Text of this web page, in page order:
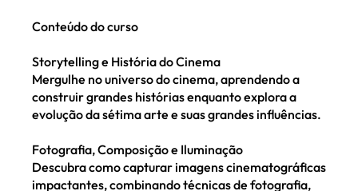
Conteúdo do curso
Storytelling e História do Cinema
Mergulhe no universo do cinema, aprendendo a
construir grandes histórias enquanto explora a
evolução da sétima arte e suas grandes influências.
Fotografia, Composição e Iluminação
Descubra como capturar imagens cinematográficas
impactantes, combinando técnicas de fotografia,